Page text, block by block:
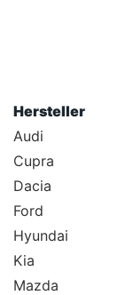
Hersteller
Audi
Cupra
Dacia
Ford
Hyundai
Kia
Mazda